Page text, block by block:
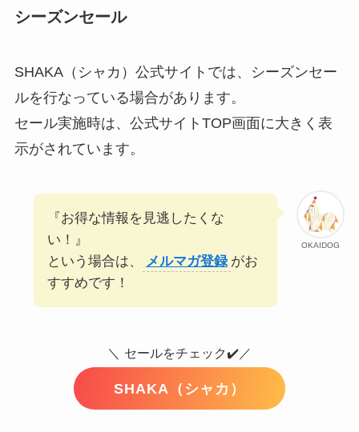
シーズンセール
SHAKA（シャカ）公式サイトでは、シーズンセー
ルを行なっている場合があります。
セール実施時は、公式サイトTOP画面に大きく表
示がされています。
OKAIDOG
『お得な情報を見逃したくな
い！』
という場合は、
メルマガ登録 がお
すすめです！
＼ セールをチェック✔️／
SHAKA（シャカ）